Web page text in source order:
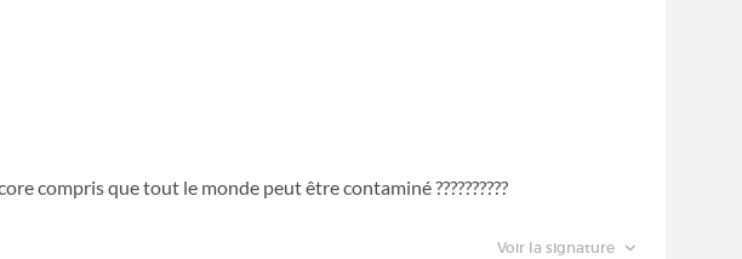
compris que tout le monde peut être contaminé ??????????
Voir la signature